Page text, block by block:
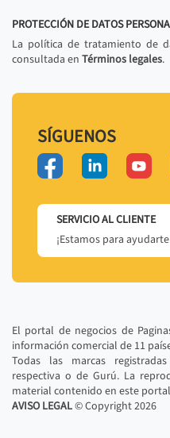
PROTECCIÓN DE DATOS
La política de tratamiento de
consultada en Términos legales.
SÍGUENOS
SERVICIO AL CLIENTE
¡Estamos para
El portal de negocios de
información comercial de 11
Todas las marcas
respectiva o de Gurú. La
material contenido en este
AVISO LEGAL© Copyright2026